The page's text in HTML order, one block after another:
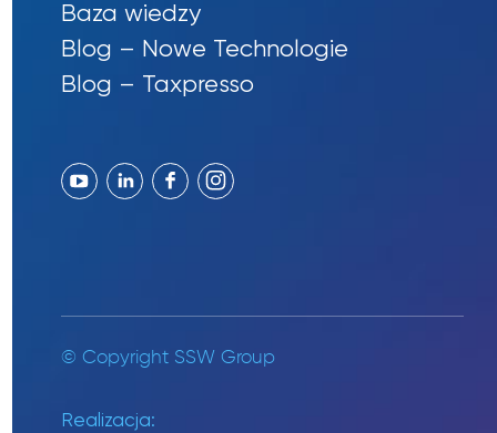
Baza wiedzy
Blog – Nowe Technologie
Blog – Taxpresso
© Copyright SSW Group
Realizacja: